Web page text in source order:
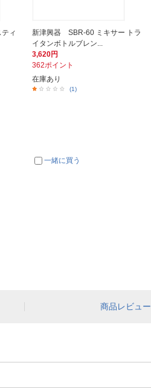
ィ
新津興器 SBR-60 ミキサー トラ
イタンボトルブレン...
3,620円
362ポイント
在庫あり
(1)
一緒に買う
商品レビュー